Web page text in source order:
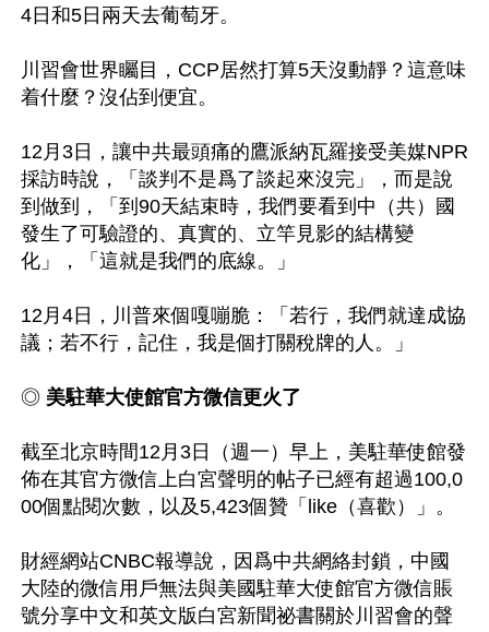
4日和5日兩天去葡萄牙。
川習會世界矚目，CCP居然打算5天沒動靜？這意味
着什麼？沒佔到便宜。
12月3日，讓中共最頭痛的鷹派納瓦羅接受美媒NPR
採訪時說，「談判不是爲了談起來沒完」，而是說
到做到，「到90天結束時，我們要看到中（共）國
發生了可驗證的、真實的、立竿見影的結構變
化」，「這就是我們的底線。」
12月4日，川普來個嘎嘣脆：「若行，我們就達成協
議；若不行，記住，我是個打關稅牌的人。」
◎ 美駐華大使館官方微信更火了
截至北京時間12月3日（週一）早上，美駐華使館發
佈在其官方微信上白宮聲明的帖子已經有超過100,0
00個點閱次數，以及5,423個贊「like（喜歡）」。
財經網站CNBC報導說，因爲中共網絡封鎖，中國
大陸的微信用戶無法與美國駐華大使館官方微信賬
號分享中文和英文版白宮新聞祕書關於川習會的聲